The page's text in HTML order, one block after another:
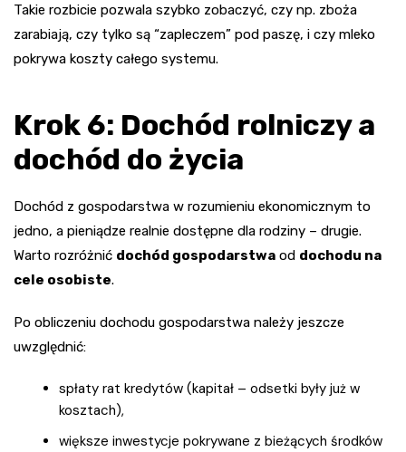
Takie rozbicie pozwala szybko zobaczyć, czy np. zboża
zarabiają, czy tylko są “zapleczem” pod paszę, i czy mleko
pokrywa koszty całego systemu.
Krok 6: Dochód rolniczy a
dochód do życia
Dochód z gospodarstwa w rozumieniu ekonomicznym to
jedno, a pieniądze realnie dostępne dla rodziny – drugie.
Warto rozróżnić dochód gospodarstwa od dochodu na
cele osobiste.
Po obliczeniu dochodu gospodarstwa należy jeszcze
uwzględnić:
spłaty rat kredytów (kapitał – odsetki były już w
kosztach),
większe inwestycje pokrywane z bieżących środków